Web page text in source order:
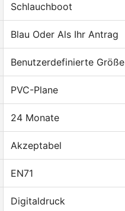
Schlauchboot
Blau Oder Als Ihr Antrag
Benutzerdefinierte Größe
PVC-Plane
24 Monate
Akzeptabel
EN71
Digitaldruck